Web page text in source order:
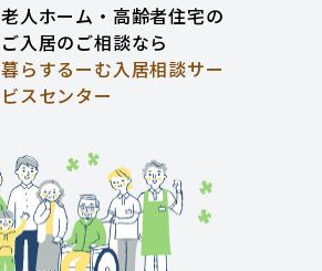
老人ホーム・高齢者住宅の
ご入居のご相談なら
暮らするーむ入居相談サー
ビスセンター